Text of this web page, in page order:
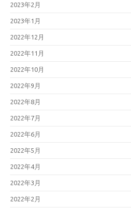
2023年2月
2023年1月
2022年12月
2022年11月
2022年10月
2022年9月
2022年8月
2022年7月
2022年6月
2022年5月
2022年4月
2022年3月
2022年2月